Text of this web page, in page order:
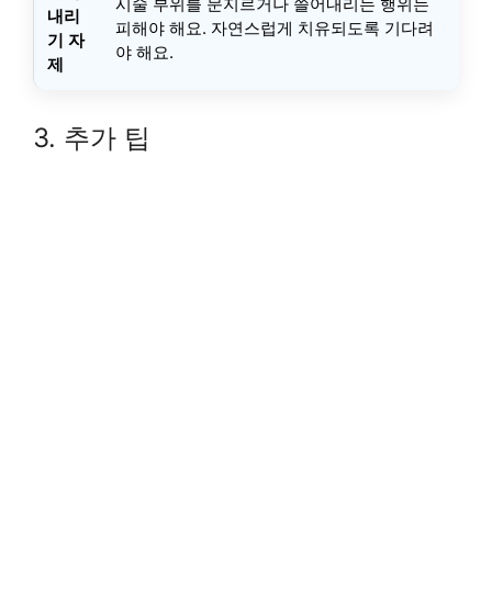
내리
기 자
제
시술 부위를 문지르거나 쓸어내리는 행위는
피해야 해요. 자연스럽게 치유되도록 기다려
야 해요.
3. 추가 팁